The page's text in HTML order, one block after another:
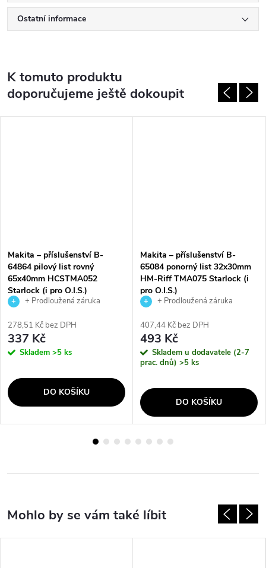
Ostatní informace
K tomuto produktu
doporučujeme ještě dokoupit
Makita – příslušenství B-
64864 pilový list rovný
65x40mm HCSTMA052
Starlock (i pro O.I.S.)
+ Prodloužená záruka
278,51 Kč bez DPH
337 Kč
Skladem >5 ks
DO KOŠÍKU
Makita – příslušenství B-
65084 ponorný list 32x30mm
HM-Riff TMA075 Starlock (i
pro O.I.S.)
+ Prodloužená záruka
407,44 Kč bez DPH
493 Kč
Skladem u dodavatele (2-7
prac. dnů) >5 ks
DO KOŠÍKU